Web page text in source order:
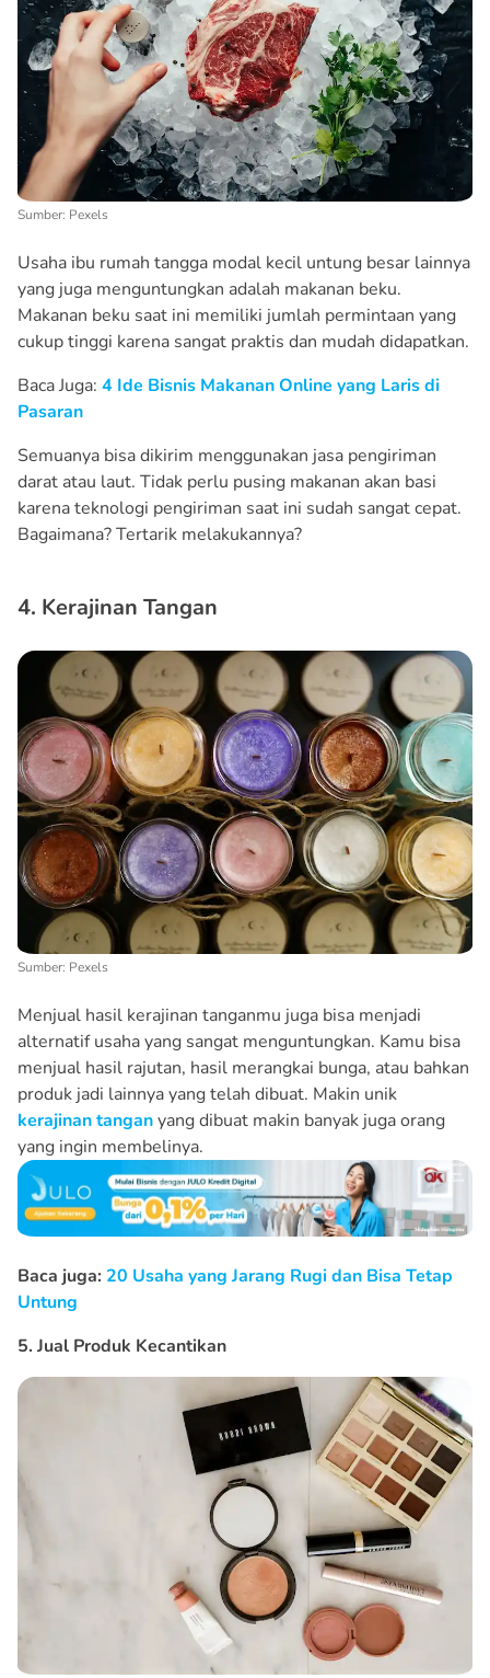
Sumber: Pexels
Usaha ibu rumah tangga modal kecil untung besar lainnya
yang juga menguntungkan adalah makanan beku.
Makanan beku saat ini memiliki jumlah permintaan yang
cukup tinggi karena sangat praktis dan mudah didapatkan.
Baca Juga: 4 Ide Bisnis Makanan Online yang Laris di
Pasaran
Semuanya bisa dikirim menggunakan jasa pengiriman
darat atau laut. Tidak perlu pusing makanan akan basi
karena teknologi pengiriman saat ini sudah sangat cepat.
Bagaimana? Tertarik melakukannya?
4. Kerajinan Tangan
Sumber: Pexels
Menjual hasil kerajinan tanganmu juga bisa menjadi
alternatif usaha yang sangat menguntungkan. Kamu bisa
menjual hasil rajutan, hasil merangkai bunga, atau bahkan
produk jadi lainnya yang telah dibuat. Makin unik
kerajinan tanganyang dibuat makin banyak juga orang
yang ingin membelinya.
Baca juga: 20 Usaha yang Jarang Rugi dan Bisa Tetap
Untung
5. Jual Produk Kecantikan